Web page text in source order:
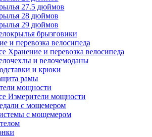
27.5 дюймов
28 дюймов
29 дюймов
брызговики
и перевозка велосипеда
Хранение и перевозка велосипеда
и велочемоданы
и крюки
рамы
мощности
Измерители мощности
с мощемером
с мощемером